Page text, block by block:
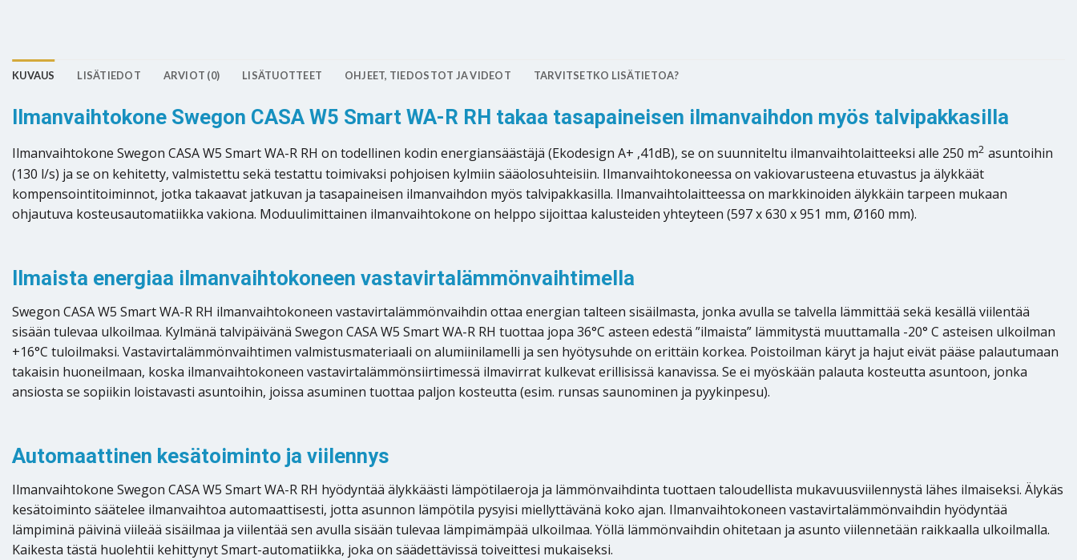
KUVAUS LISÄTIEDOT ARVIOT (0) LISÄTUOTTEET OHJEET, TIEDOSTOT JA VIDEOT TARVITSETKO LISÄTIETOA?
Ilmanvaihtokone Swegon CASA W5 Smart WA-R RH takaa tasapaineisen ilmanvaihdon myös talvipakkasilla
Ilmanvaihtokone Swegon CASA W5 Smart WA-R RH on todellinen kodin energiansäästäjä (Ekodesign A+ ,41dB), se on suunniteltu ilmanvaihtolaitteeksi alle 250 m2 asuntoihin
(130 l/s) ja se on kehitetty, valmistettu sekä testattu toimivaksi pohjoisen kylmiin sääolosuhteisiin. Ilmanvaihtokoneessa on vakiovarusteena etuvastus ja älykkäät
kompensointitoiminnot, jotka takaavat jatkuvan ja tasapaineisen ilmanvaihdon myös talvipakkasilla. Ilmanvaihtolaitteessa on markkinoiden älykkäin tarpeen mukaan
ohjautuva kosteusautomatiikka vakiona. Moduulimittainen ilmanvaihtokone on helppo sijoittaa kalusteiden yhteyteen (597 x 630 x 951 mm, Ø160 mm).
Ilmaista energiaa ilmanvaihtokoneen vastavirtalämmönvaihtimella
Swegon CASA W5 Smart WA-R RH ilmanvaihtokoneen vastavirtalämmönvaihdin ottaa energian talteen sisäilmasta, jonka avulla se talvella lämmittää sekä kesällä viilentää
sisään tulevaa ulkoilmaa. Kylmänä talvipäivänä Swegon CASA W5 Smart WA-R RH tuottaa jopa 36°C asteen edestä ”ilmaista” lämmitystä muuttamalla -20° C asteisen ulkoilman
+16°C tuloilmaksi. Vastavirtalämmönvaihtimen valmistusmateriaali on alumiinilamelli ja sen hyötysuhde on erittäin korkea. Poistoilman käryt ja hajut eivät pääse palautumaan
takaisin huoneilmaan, koska ilmanvaihtokoneen vastavirtalämmönsiirtimessä ilmavirrat kulkevat erillisissä kanavissa. Se ei myöskään palauta kosteutta asuntoon, jonka
ansiosta se sopiikin loistavasti asuntoihin, joissa asuminen tuottaa paljon kosteutta (esim. runsas saunominen ja pyykinpesu).
Automaattinen kesätoiminto ja viilennys
Ilmanvaihtokone Swegon CASA W5 Smart WA-R RH hyödyntää älykkäästi lämpötilaeroja ja lämmönvaihdinta tuottaen taloudellista mukavuusviilennystä lähes ilmaiseksi. Älykäs
kesätoiminto säätelee ilmanvaihtoa automaattisesti, jotta asunnon lämpötila pysyisi miellyttävänä koko ajan. Ilmanvaihtokoneen vastavirtalämmönvaihdin hyödyntää
lämpiminä päivinä viileää sisäilmaa ja viilentää sen avulla sisään tulevaa lämpimämpää ulkoilmaa. Yöllä lämmönvaihdin ohitetaan ja asunto viilennetään raikkaalla ulkoilmalla.
Kaikesta tästä huolehtii kehittynyt Smart-automatiikka, joka on säädettävissä toiveittesi mukaiseksi.